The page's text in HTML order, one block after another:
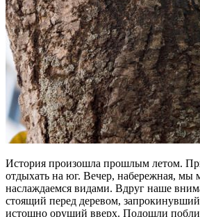
История произошла прошлым летом.
отдыхать на юг. Вечер, набережная, мы
наслаждаемся видами. Вдруг наше
стоящий перед деревом,
истошно орущий вверх. Подошли